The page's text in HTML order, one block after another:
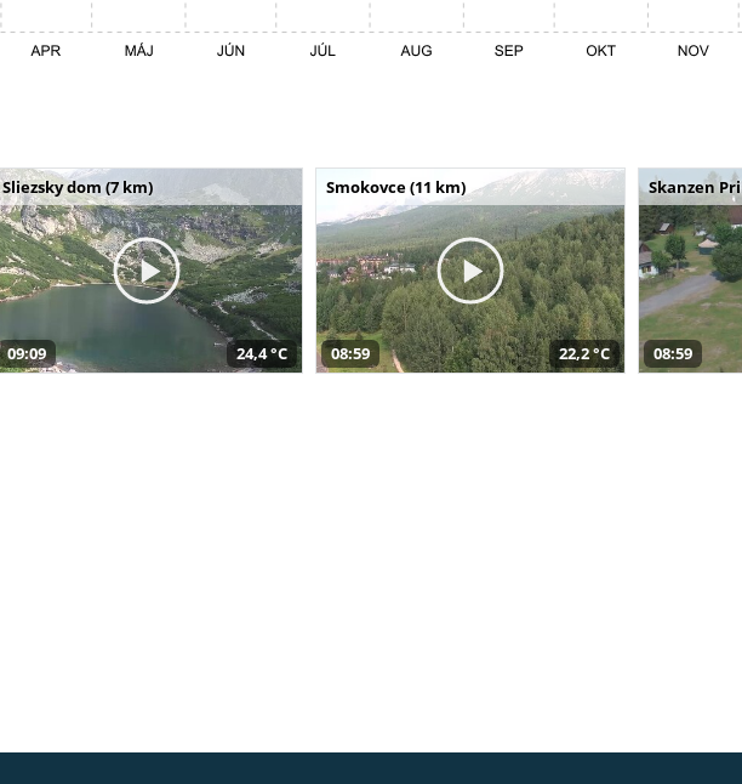
Sliezsky dom (7 km)
09:09 24,4 °C
Smokovce (11 km)
08:59 22,2 °C
Skanzen
08:59